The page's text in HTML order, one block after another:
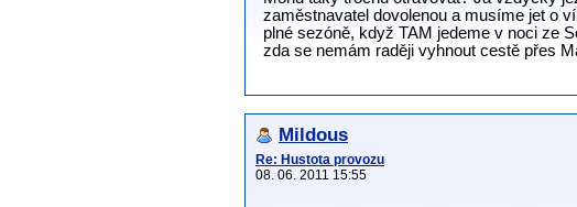
zaměstnavatel dovolenou a musíme jet o
plné sezóně, když TAM jedeme v noci ze
zda se nemám raději vyhnout cestě přes
Mildous
Re: Hustota provozu
08. 06. 2011 15:55